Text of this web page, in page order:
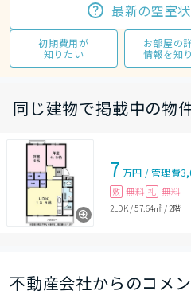
最新の空室
初期費用が
知りたい
お部屋の
情報を知
同じ建物で掲載中の物
7 万円 /管理費
敷 無料 礼 無料
2LDK/57.64㎡ / 2階
不動産会社からのコメ